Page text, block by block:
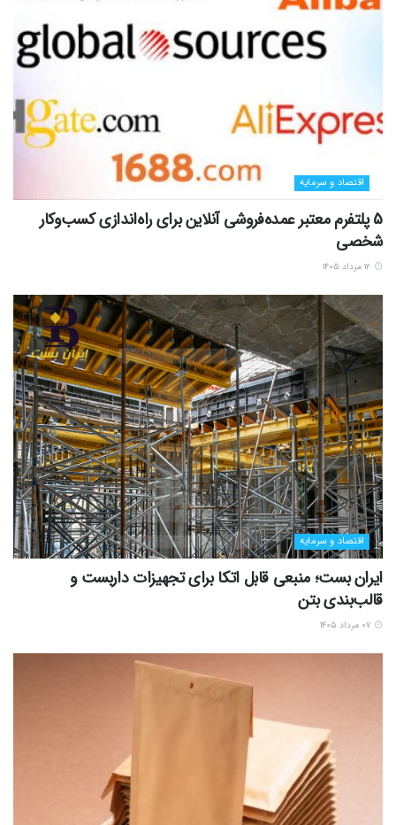
اقتصاد و سرمایه
5 پلتفرم معتبر عمده‌فروشی آنلاین برای راه‌اندازی کسب‌وکار
شخصی
اقتصاد و سرمایه
ایران بست؛ منبعی قابل اتکا برای تجهیزات داربست و
قالب‌بندی بتن